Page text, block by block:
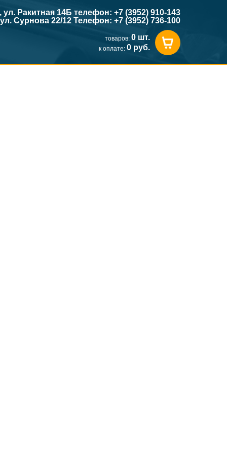
ул. Ракитная 14Б телефон: +7 (3952) 910-143
ул. Сурнова 22/12 Телефон: +7 (3952) 736-100
товаров: 0 шт.
к оплате: 0 руб.